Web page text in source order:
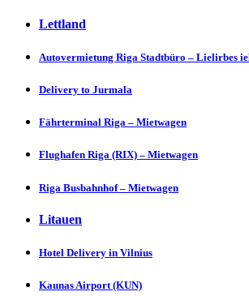
Lettland
Autovermietung Riga Stadtbüro – Lielirbes
Delivery to Jurmаlа
Fährterminal Riga – Mietwagen
Flughafen Riga (RIX) – Mietwagen
Riga Busbahnhof – Mietwagen
Litauen
Hotel Delivery in Vіlnius
Kaunas Aіrport (KUN)